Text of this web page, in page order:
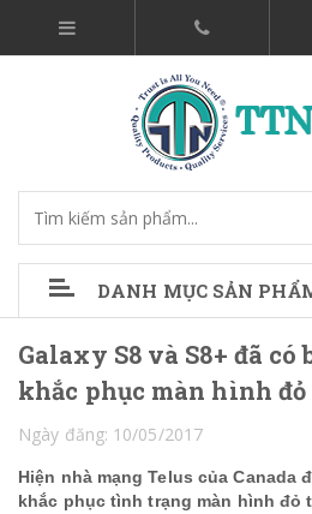
DANH MỤC SẢN
Galaxy S8 và S8+ đã
khắc phục màn hình đỏ
Ngày đăng: 10/05/2017
Hiện nhà mạng Telus của Canada
khắc phục tình trạng màn hình đỏ